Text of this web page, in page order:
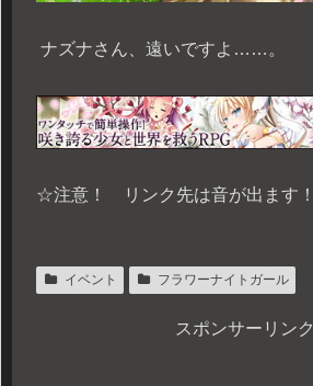
ナズナさん、遠いですよ……。
☆注意！ リンク先は音が出ます！
イベント フラワーナイトガール
スポンサーリンク